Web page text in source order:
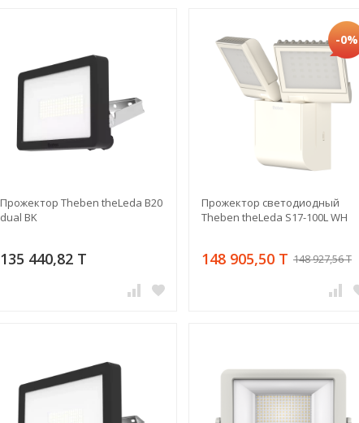
Прожектор Theben theLeda B20
dual BK
135 440,82 T
-0%
Прожектор светодиодный
Theben theLeda S17-100L WH
148 905,50 T 148 927,56 T